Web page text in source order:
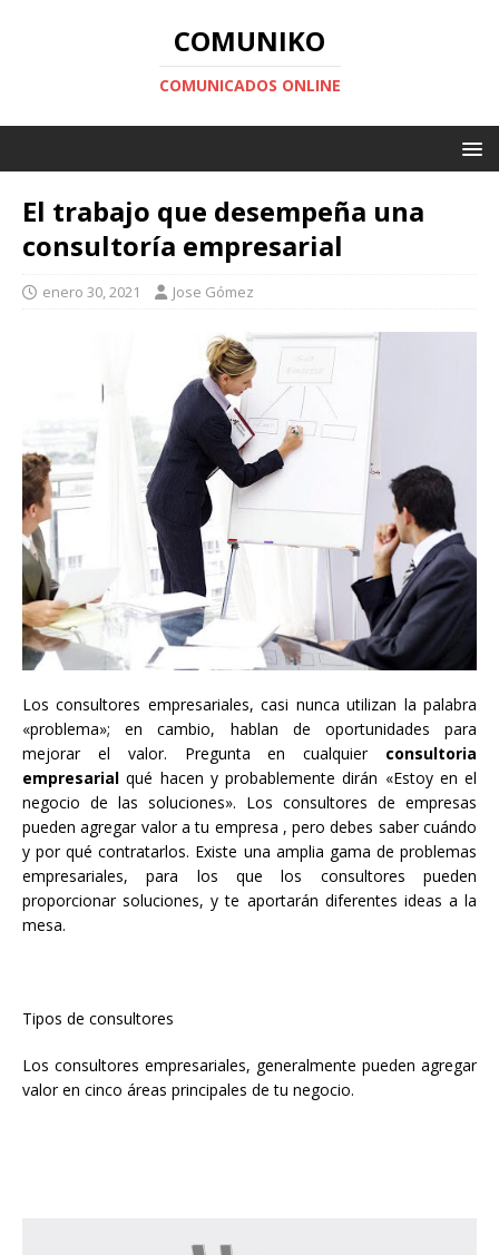
COMUNIKO
COMUNICADOS ONLINE
El trabajo que desempeña una
consultoría empresarial
enero 30, 2021 Jose Gómez
Los consultores empresariales, casi nunca utilizan la palabra
«problema»; en cambio, hablan de oportunidades para
mejorar el valor. Pregunta en cualquier consultoria
empresarial qué hacen y probablemente dirán «Estoy en el
negocio de las soluciones». Los consultores de empresas
pueden agregar valor a tu empresa , pero debes saber cuándo
y por qué contratarlos. Existe una amplia gama de problemas
empresariales, para los que los consultores pueden
proporcionar soluciones, y te aportarán diferentes ideas a la
mesa.
Tipos de consultores
Los consultores empresariales, generalmente pueden agregar
valor en cinco áreas principales de tu negocio.